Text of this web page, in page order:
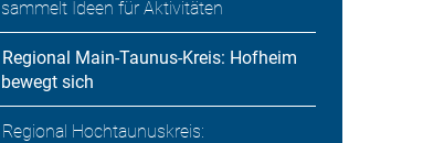
sammelt Ideen für Aktivitäten
Regional Main-Taunus-Kreis: Hofheim
bewegt sich
Regional Hochtaunuskreis: